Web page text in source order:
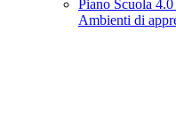
Piano Scuola
Ambienti di